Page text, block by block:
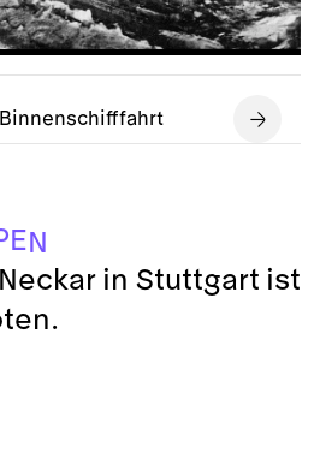
EN
in Stuttgart ist